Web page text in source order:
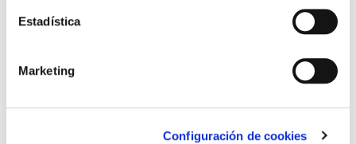
Estadística
Marketing
Configuración de cookies